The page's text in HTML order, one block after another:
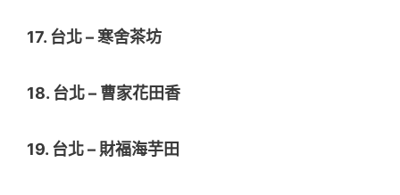
17. 台北 – 寒舍茶坊
18. 台北 – 曹家花田香
19. 台北 – 財福海芋田